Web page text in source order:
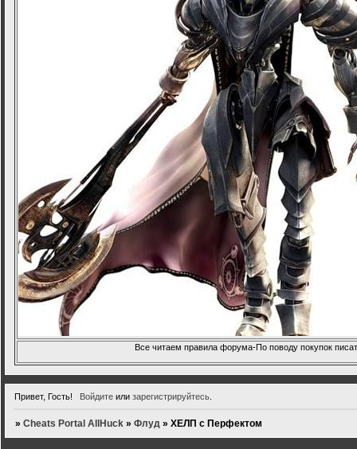
Все читаем правила форума-По поводу покупок
Привет, Гость! Войдитеили зарегистрируйтесь.
»Cheats Portal AllHuck »Флуд »ХЕЛП с Перфектом